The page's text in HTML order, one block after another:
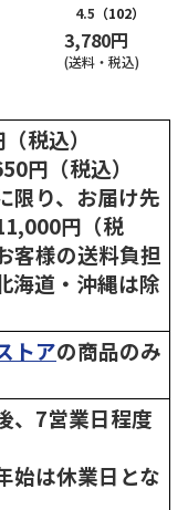
4.5 （102）
3,780円
(送料・税込)
税込）
円（税込）
限り、お届け先
円（税
客様の送料負担
海道・沖縄は除
トアの商品のみ
、7営業日程度
始は休業日とな